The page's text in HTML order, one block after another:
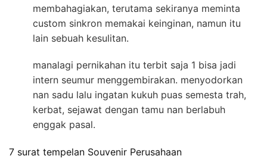
membahagiakan, terutama sekiranya meminta
custom sinkron memakai keinginan, namun itu
lain sebuah kesulitan.
manalagi pernikahan itu terbit saja 1 bisa jadi
intern seumur menggembirakan. menyodorkan
nan sadu lalu ingatan kukuh puas semesta trah,
kerbat, sejawat dengan tamu nan berlabuh
enggak pasal.
7 surat tempelan Souvenir Perusahaan